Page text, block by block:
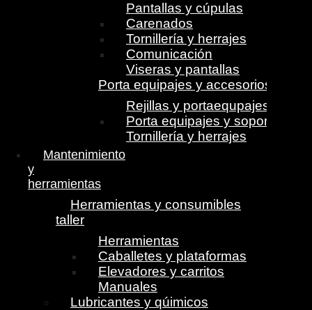
Pantallas y cúpulas
Carenados
Tornillería y herrajes
Comunicación
Viseras y pantallas
Porta equipajes y accesorios
Rejillas y portaequpajes
Porta equipajes y soportes
Tornillería y herrajes
Mantenimiento
y
herramientas
Herramientas y consumibles
taller
Herramientas
Caballetes y plataformas
Elevadores y carritos
Manuales
Lubricantes y qúimicos